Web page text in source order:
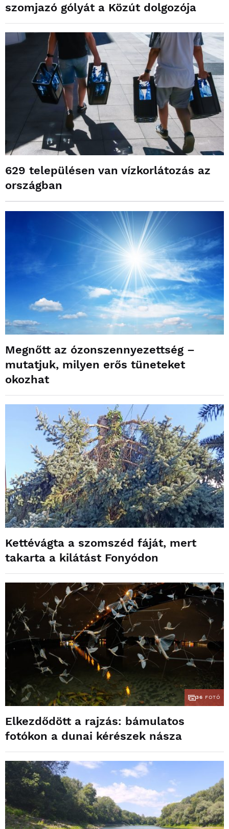
szomjazó gólyát a Közút dolgozója
629 településen van vízkorlátozás az
országban
Megnőtt az ózonszennyezettség –
mutatjuk, milyen erős tüneteket
okozhat
Kettévágta a szomszéd fáját, mert
takarta a kilátást Fonyódon
36 FOTÓ
Elkezdődött a rajzás: bámulatos
fotókon a dunai kérészek násza